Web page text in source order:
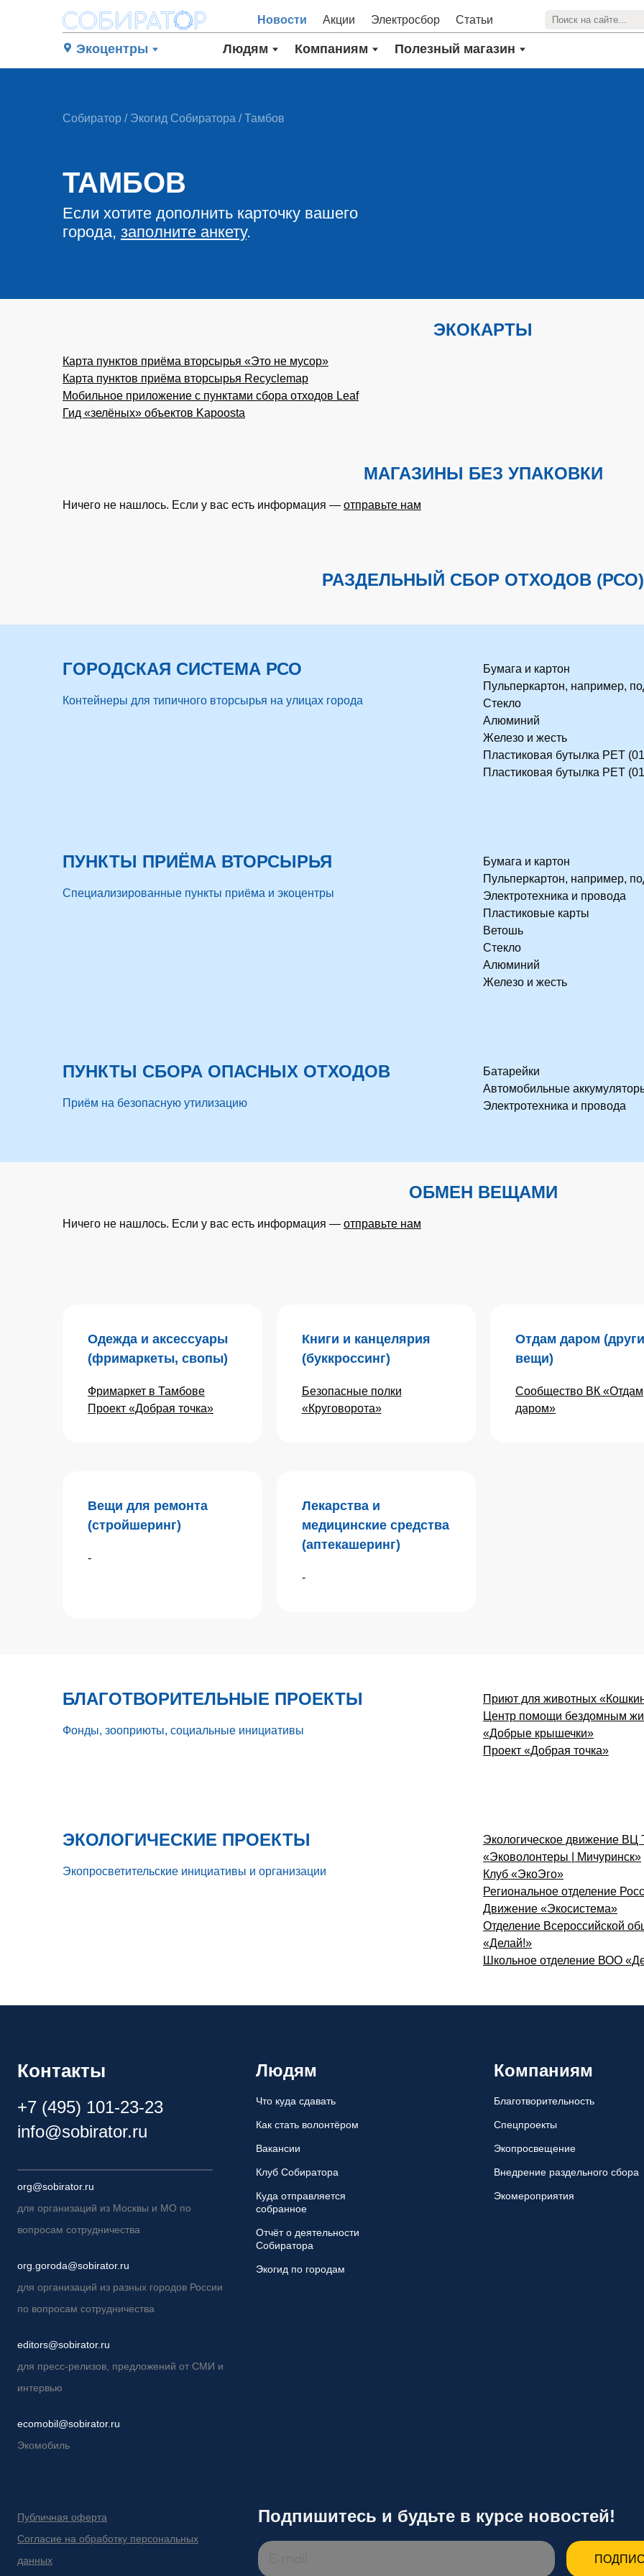
Новости Акции Электросбор Статьи
Экоцентры Людям Компаниям Полезный магазин
Собиратор / Экогид Собиратора / Тамбов
ТАМБОВ
Если хотите дополнить карточку вашего
города, заполните анкету.
ЭКОКАРТЫ
Карта пунктов приёма вторсырья «Это не мусор»
Карта пунктов приёма вторсырья Recyclemap
Мобильное приложение с пунктами сбора отходов Leaf
Гид «зелёных» объектов Kapoosta
МАГАЗИНЫ БЕЗ УПАКОВКИ
Ничего не нашлось. Если у вас есть информация — отправьте нам
РАЗДЕЛЬНЫЙ СБОР ОТХОДОВ (РСО)
ГОРОДСКАЯ СИСТЕМА РСО
Контейнеры для типичного вторсырья на улицах города
Бумага и картон
Пульперкартон, например,
Стекло
Алюминий
Железо и жесть
Пластиковая бутылка PET
Пластиковая бутылка PET
ПУНКТЫ ПРИЁМА ВТОРСЫРЬЯ
Специализированные пункты приёма и экоцентры
Бумага и картон
Пульперкартон, например,
Электротехника и провода
Пластиковые карты
Ветошь
Стекло
Алюминий
Железо и жесть
ПУНКТЫ СБОРА ОПАСНЫХ ОТХОДОВ
Приём на безопасную утилизацию
Батарейки
Автомобильные
Электротехника и провода
ОБМЕН ВЕЩАМИ
Ничего не нашлось. Если у вас есть информация — отправьте нам
Одежда и аксессуары
(фримаркеты, свопы)
Фримаркет в Тамбове
Проект «Добрая точка»
Книги и канцелярия
(буккроссинг)
Безопасные полки
«Круговорота»
Отдам даром
вещи)
Сообщество ВК «Отдам
даром»
Вещи для ремонта
(стройшеринг)
-
Лекарства и
медицинские средства
(аптекашеринг)
-
БЛАГОТВОРИТЕЛЬНЫЕ ПРОЕКТЫ
Фонды, зооприюты, социальные инициативы
Приют для животных
Центр помощи бездомным
«Добрые крышечки»
Проект «Добрая точка»
ЭКОЛОГИЧЕСКИЕ ПРОЕКТЫ
Экопросветительские инициативы и организации
Экологическое движение ВЦ
«Эковолонтеры | Мичуринск»
Клуб «ЭкоЭго»
Региональное отделение
Движение «Экосистема»
Отделение Всероссийской
«Делай!»
Школьное отделение ВОО
Контакты
+7 (495) 101-23-23
info@sobirator.ru
org@sobirator.ru
для организаций из Москвы и МО по
вопросам сотрудничества
org.goroda@sobirator.ru
для организаций из разных городов России
по вопросам сотрудничества
editors@sobirator.ru
для пресс-релизов, предложений от СМИ и
интервью
ecomobil@sobirator.ru
Экомобиль
Людям
Что куда сдавать
Как стать волонтёром
Вакансии
Клуб Собиратора
Куда отправляется
собранное
Отчёт о деятельности
Собиратора
Экогид по городам
Компаниям
Благотворительность
Спецпроекты
Экопросвещение
Внедрение раздельного сбора
Экомероприятия
Публичная оферта
Согласие на обработку персональных
данных
Подпишитесь и будьте в курсе новостей!